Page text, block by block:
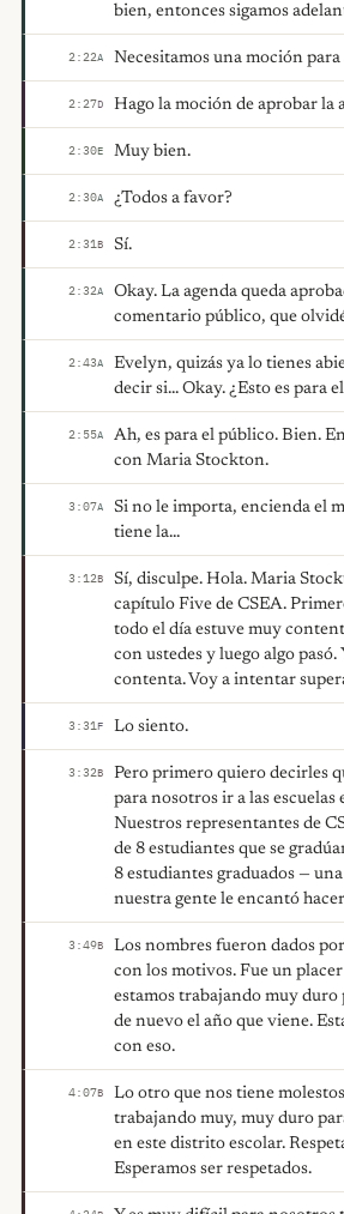
bien, entonces sigamos
2:22A Necesitamos una moción para
2:27D Hago la moción de aprobar la
2:30E Muy bien.
2:30A ¿Todos a favor?
2:31B Sí.
2:32A
Okay. La agenda queda
comentario público, que
2:43A
Evelyn, quizás ya lo tienes
decir si... Okay. ¿Esto es para
2:55A
Ah, es para el público. Bien.
con Maria Stockton.
3:07A
Si no le importa, encienda el
tiene la...
3:12B
Sí, disculpe. Hola. Maria
capítulo Five de CSEA.
todo el día estuve muy
con ustedes y luego algo
contenta. Voy a intentar
3:31F Lo siento.
3:32B
Pero primero quiero decirles
para nosotros ir a las escuelas
Nuestros representantes de
de 8 estudiantes que se
8 estudiantes graduados —
nuestra gente le encantó
3:49B
Los nombres fueron dados
con los motivos. Fue un
estamos trabajando muy duro
de nuevo el año que viene.
con eso.
4:07B
Lo otro que nos tiene
trabajando muy, muy duro
en este distrito escolar.
Esperamos ser respetados.